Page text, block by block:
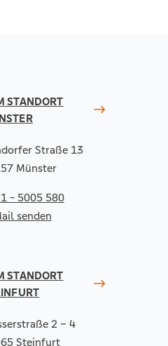
STANDORT
Straße 13
Münster
- 5005 580
senden
STANDORT
2 – 4
Steinfurt